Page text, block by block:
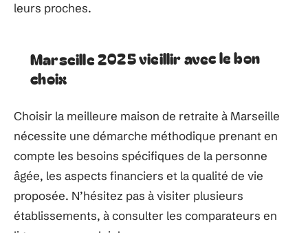
leurs proches.
Marseille 2025 vieillir avec le bon
choix
Choisir la meilleure maison de retraite à Marseille
nécessite une démarche méthodique prenant en
compte les besoins spécifiques de la personne
âgée, les aspects financiers et la qualité de vie
proposée. N’hésitez pas à visiter plusieurs
établissements, à consulter les comparateurs en